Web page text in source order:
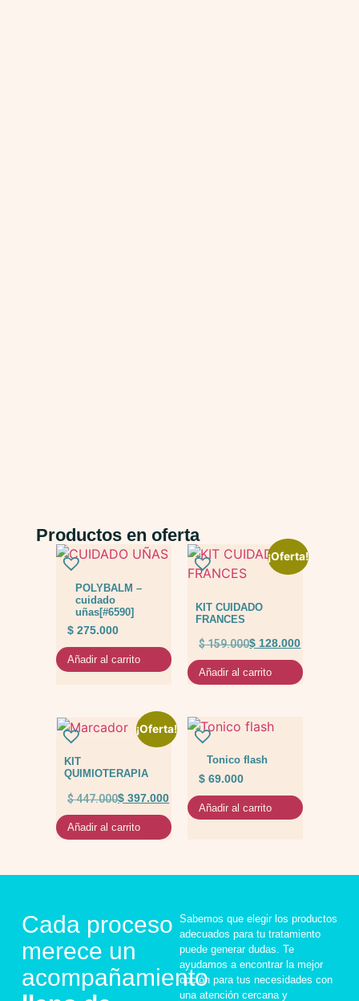
Productos en oferta
POLYBALM –
cuidado
uñas[#6590]
$ 275.000
Añadir al carrito
¡Oferta!
KIT CUIDADO
FRANCES
$159.000$ 128.000
Añadir al carrito
¡Oferta!
KIT
QUIMIOTERAPIA
$447.000$ 397.000
Añadir al carrito
Tonico flash
$ 69.000
Añadir al carrito
Cada proceso
merece un
acompañamiento
Sabemos que elegir los productos
adecuados para tu tratamiento
puede generar dudas. Te
ayudamos a encontrar la mejor
opción para tus necesidades con
una atención cercana y